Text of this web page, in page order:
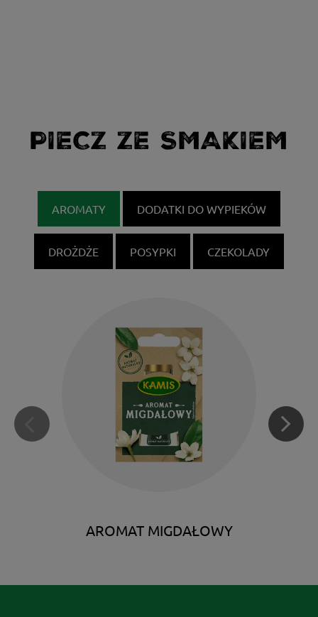
PIECZ ZE SMAKIEM
AROMATY DODATKI DO WYPIEKÓW
DROŻDŻE POSYPKI CZEKOLADY
AROMAT MIGDAŁOWY